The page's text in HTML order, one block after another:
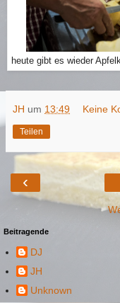
heute gibt es wieder
JH um 13:49 Keine
Teilen
‹
Beitragende
DJ
JH
Unknown